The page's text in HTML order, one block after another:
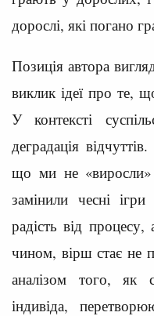
дорослі, які погано
Позиція автора
виклик ідеї про те,
У контексті
деградація
що ми не
замінили чесні
радість від
чином, вірш стає не
аналізом того, як
індивіда,